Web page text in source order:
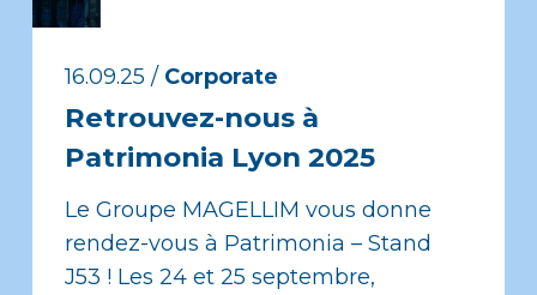
16.09.25 / Corporate
Retrouvez-nous à
Patrimonia Lyon 2025
Le Groupe MAGELLIM vous donne
rendez-vous à Patrimonia – Stand
J53 ! Les 24 et 25 septembre,